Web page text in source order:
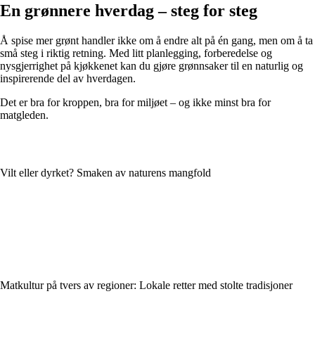
En grønnere hverdag – steg for steg
Å spise mer grønt handler ikke om å endre alt på én gang, men om å ta
små steg i riktig retning. Med litt planlegging, forberedelse og
nysgjerrighet på kjøkkenet kan du gjøre grønnsaker til en naturlig og
inspirerende del av hverdagen.
Det er bra for kroppen, bra for miljøet – og ikke minst bra for
matgleden.
Vilt eller dyrket? Smaken av naturens mangfold
Matkultur på tvers av regioner: Lokale retter med stolte tradisjoner